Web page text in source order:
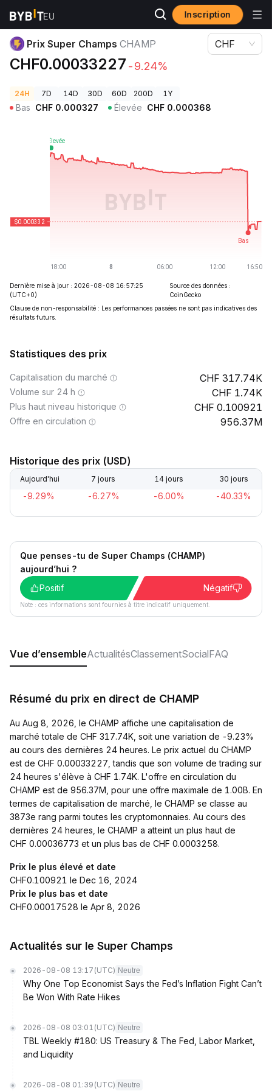
Inscription
Prix des cryptos Prix Super Champs CHAMP
Prix Super Champs CHAMP
CHF0.00033227 -9.24%
CHF
24H 7D 14D 30D 60D 200D 1Y
Bas CHF 0.000327 Élevée CHF 0.000368
Dernière mise à jour : 2026-08-08 16:57:25
(UTC+0)
Source des données :
CoinGecko
Clause de non-responsabilité : Les performances passées ne sont pas indicatives des
résultats futurs.
Statistiques des prix
Capitalisation du marché 317.74K
Volume sur 24 h 1.74K
Plus haut niveau historique 0.100921
Offre en circulation 956.37M
Historique des prix (USD)
Aujourd'hui 7 jours 14 jours 30 jours
-9.29% -6.27% -6.00% -40.33%
Que penses-tu de Super Champs (CHAMP)
aujourd’hui ?
Positif
Négatif
Note : ces informations sont fournies à titre indicatif uniquement.
Vue d’ensembleActualitésClassementSocialFAQ
Résumé du prix en direct de CHAMP
Au Aug 8, 2026, le CHAMP affiche une capitalisation de
marché totale de CHF 317.74K, soit une variation de -9.23%
au cours des dernières 24 heures. Le prix actuel du CHAMP
est de CHF 0.00033227, tandis que son volume de trading sur
24 heures s'élève à CHF 1.74K. L'offre en circulation du
CHAMP est de 956.37M, pour une offre maximale de 1.00B. En
termes de capitalisation de marché, le CHAMP se classe au
3873e rang parmi toutes les cryptomonnaies. Au cours des
dernières 24 heures, le CHAMP a atteint un plus haut de
CHF 0.00036773 et un plus bas de CHF 0.0003258.
Prix le plus élevé et date
CHF0.100921 le Dec 16, 2024
Prix le plus bas et date
CHF0.00017528 le Apr 8, 2026
Actualités sur le Super Champs
2026-08-08 13:17 (UTC) Neutre
Why One Top Economist Says the Fed’s Inflation Fight Can’t
Be Won With Rate Hikes
2026-08-08 03:01 (UTC) Neutre
TBL Weekly #180: US Treasury & The Fed, Labor Market,
and Liquidity
2026-08-08 01:39 (UTC) Neutre